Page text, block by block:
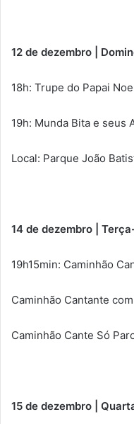
12 de dezembro |
18h: Trupe do Papai
19h: Munda Bita e seus
Local: Parque João
14 de dezembro |
19h15min: Caminhão
Caminhão Cantante
Caminhão Cante Só
15 de dezembro |